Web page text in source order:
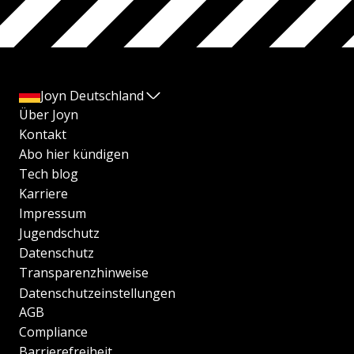
Joyn Deutschland
Über Joyn
Kontakt
Abo hier kündigen
Tech blog
Karriere
Impressum
Jugendschutz
Datenschutz
Transparenzhinweise
Datenschutzeinstellungen
AGB
Compliance